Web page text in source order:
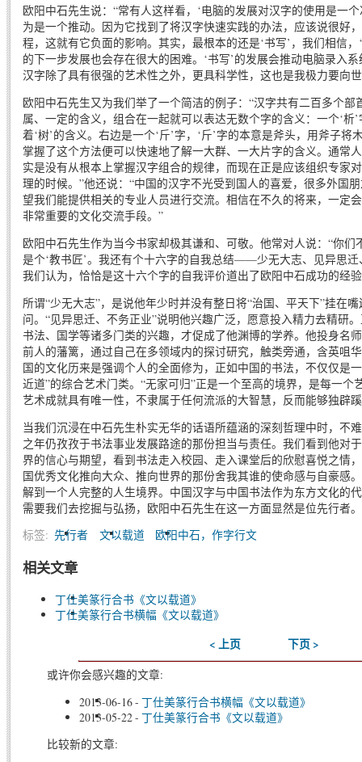
欧阳中石先生说：“常有人这样看，‘电脑的发展对汉字的使用是一
为是一个推动。因为它找到了将汉字快速实践的办法，应该说很好
程，这就有它负面的影响。其实，最根本的还是‘书写’，我们相信
的下一步发展也会存在很大的困难。‘书写’的发展会推动电脑录入
汉字除了具有很强的艺术性之外，更具科学性，这也是我极力要向
欧阳中石先生又为我们举了一个简洁的例子：“汉字共有二百多个
属、一定的含义，组合在一起就可以表达无数个字的含义：一个‘析
着‘树’的含义。右边是一个‘斤’字，‘斤’字的本意是斧头，用斧子将
掌握了这个方法便可以快速地了解一大群、一大片字的含义。通常
实是没有从根本上掌握汉字组合的规律，而现在正是应该组织专家
理的时候。”他还说：“中国的汉字不光受到国人的喜爱，很多外国
望我们能提供相关的专业人员进行交流。相信在不久的将来，一定
非常重要的文化交流手段。”
欧阳中石先生作为当今书家却极其谦和、可敬。他常对人说：“你们
是个‘教书匠’。我还有个十六字的自我总结——少无大志、见异思迁
我们认为，恰恰是这十六个字的自我评价道出了欧阳中石成功的经
所谓“少无大志”，是说他年少时并没有整日将“治国、平天下”挂在
问。“见异思迁、不务正业”说明他兴趣广泛，愿意投入精力去精研
书法、国学等诸多门类的兴趣，才促成了他渊博的学养。他投身名
前人的藩篱，通过自己在多领域内的探讨研究，触类旁通，含英咀
国的文化历来是强调个人的全面修为，正如中国的书法，不仅仅是
近道”的综合艺术门类。“无家可归”正是一个至高的境界，是每一个
艺术成就具有唯一性，不隶属于任何流派的大智慧，反而能够独辟
当我们沉浸在中石先生朴实无华的话语所蕴涵的深刻哲理中时，不
之年仍孜孜于书法事业发展路途的那份担当与责任。我们看到他对
界的信心与期望，看到书法走入校园、走入课堂后的欣慰喜悦之情
国优秀文化推向大众、推向世界的那份舍我其谁的使命感与自豪感
解到一个人完整的人生境界。中国汉字与中国书法作为东方文化的
需要我们去挖掘与弘扬，欧阳中石先生在这一方面显然是位先行者。
标签: 先行者 文以载道 欧阳中石，作字行文
相关文章
丁仕美篆行合书《文以载道》
丁仕美篆行合书横幅《文以载道》
< 上页 下页 >
或许你会感兴趣的文章:
2013-06-16- 丁仕美篆行合书横幅《文以载道》
2013-05-22- 丁仕美篆行合书《文以载道》
比较新的文章: